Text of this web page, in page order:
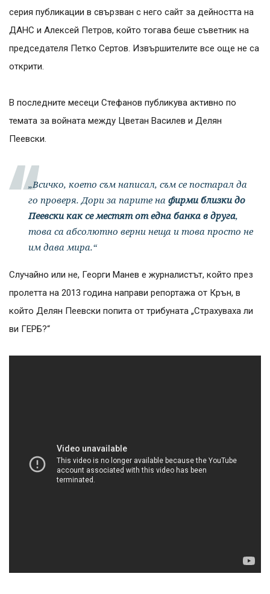
серия публикации в свързван с него сайт за дейността на
ДАНС и Алексей Петров, който тогава беше съветник на
председателя Петко Сертов. Извършителите все още не са
открити.
В последните месеци Стефанов публикува активно по
темата за войната между Цветан Василев и Делян
Пеевски.
„Всичко, което съм написал, съм се постарал да
го проверя. Дори за парите на фирми близки до
Пеевски как се местят от една банка в друга,
това са абсолютно верни неща и това просто не
им дава мира.“
Случайно или не, Георги Манев е журналистът, който през
пролетта на 2013 година направи репортажа от Крън, в
който Делян Пеевски попита от трибуната „Страхуваха ли
ви ГЕРБ?“